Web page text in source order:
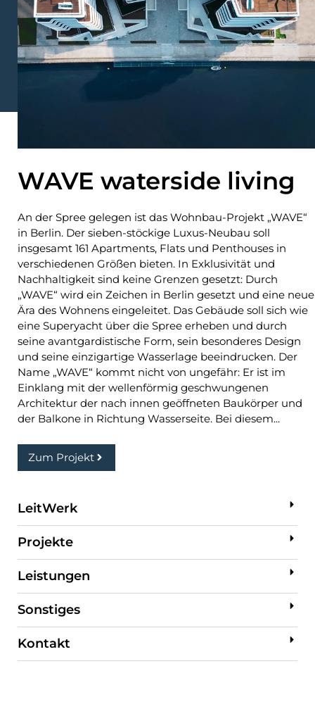
WAVE waterside living
An der Spree gelegen ist das Wohnbau-Projekt „WAVE“
in Berlin. Der sieben-stöckige Luxus-Neubau soll
insgesamt 161 Apartments, Flats und Penthouses in
verschiedenen Größen bieten. In Exklusivität und
Nachhaltigkeit sind keine Grenzen gesetzt: Durch
„WAVE“ wird ein Zeichen in Berlin gesetzt und eine neue
Ära des Wohnens eingeleitet. Das Gebäude soll sich wie
eine Superyacht über die Spree erheben und durch
seine avantgardistische Form, sein besonderes Design
und seine einzigartige Wasserlage beeindrucken. Der
Name „WAVE“ kommt nicht von ungefähr: Er ist im
Einklang mit der wellenförmig geschwungenen
Architektur der nach innen geöffneten Baukörper und
der Balkone in Richtung Wasserseite. Bei diesem...
Zum Projekt
LeitWerk
Projekte
Leistungen
Sonstiges
Kontakt